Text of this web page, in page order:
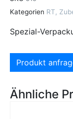
Kategorien RT,
Spezial-
Produkt
Ähnliche